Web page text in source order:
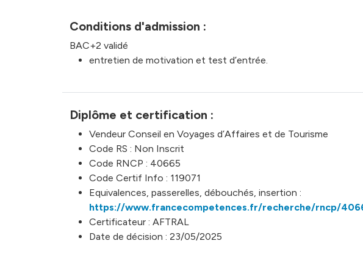
Conditions d'admission :
BAC+2 validé
entretien de motivation et test d’entrée.
Diplôme et certification :
Vendeur Conseil en Voyages d’Affaires et de Tourisme
Code RS : Non Inscrit
Code RNCP : 40665
Code Certif Info : 119071
Equivalences, passerelles, débouchés, insertion :
https://www.francecompetences.fr/recherche/rncp/
Certificateur : AFTRAL
Date de décision : 23/05/2025